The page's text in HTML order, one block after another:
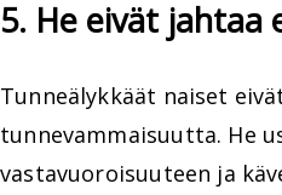
5. He eivät jahtaa
Tunneälykkäät naiset
tunnevammaisuutta. He
vastavuoroisuuteen ja